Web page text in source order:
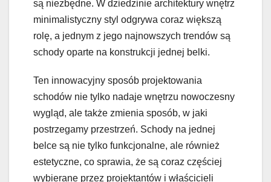
są niezbędne. W dziedzinie architektury wnętrz
minimalistyczny styl odgrywa coraz większą
rolę, a jednym z jego najnowszych trendów są
schody oparte na konstrukcji jednej belki.
Ten innowacyjny sposób projektowania
schodów nie tylko nadaje wnętrzu nowoczesny
wygląd, ale także zmienia sposób, w jaki
postrzegamy przestrzeń. Schody na jednej
belce są nie tylko funkcjonalne, ale również
estetyczne, co sprawia, że są coraz częściej
wybierane przez projektantów i właścicieli